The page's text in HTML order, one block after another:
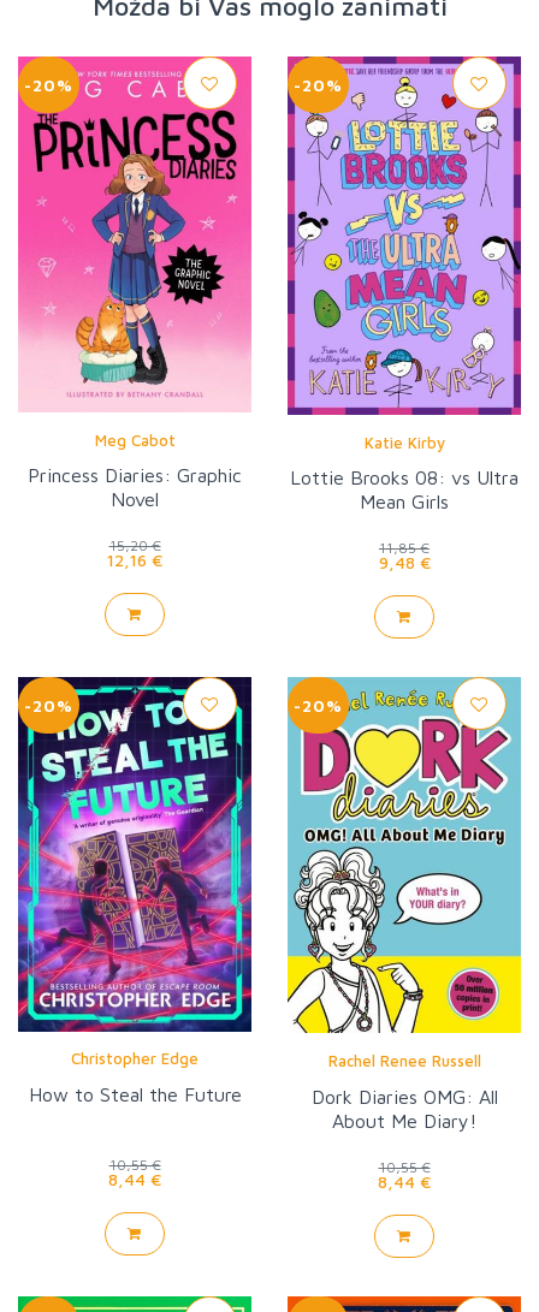
-20%
Meg Cabot
Princess Diaries: Graphic
Novel
15,20 €
12,16 €
-20%
Katie Kirby
Lottie Brooks 08: vs Ultra
Mean Girls
11,85 €
9,48 €
-20%
Christopher Edge
How to Steal the Future
10,55 €
8,44 €
-20%
Rachel Renee Russell
Dork Diaries OMG: All
About Me Diary!
10,55 €
8,44 €